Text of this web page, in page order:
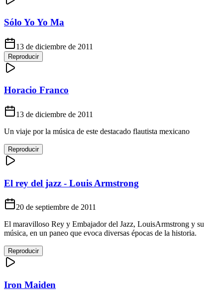
Sólo Yo Yo Ma
13 de diciembre de 2011
Reproducir
Horacio Franco
13 de diciembre de 2011
Un viaje por la música de este destacado flautista mexicano
Reproducir
El rey del jazz - Louis Armstrong
20 de septiembre de 2011
El maravilloso Rey y Embajador del Jazz, LouisArmstrong y su
música, en un paneo que evoca diversas épocas de la historia.
Reproducir
Iron Maiden